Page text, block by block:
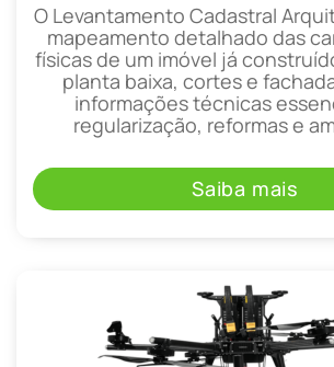
O Levantamento Cadastral
mapeamento detalhado das
físicas de um imóvel já
planta baixa, cortes e
informações técnicas
regularização, reformas e
Saiba mais